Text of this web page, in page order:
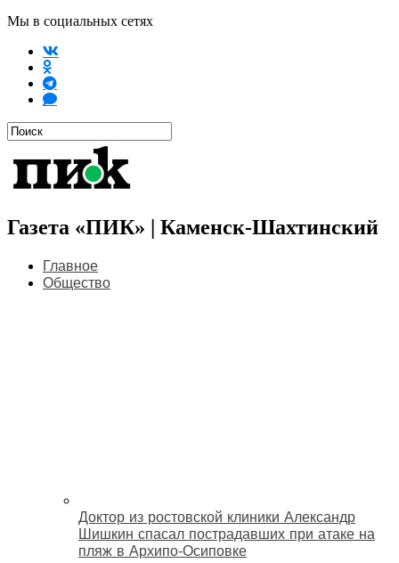
Мы в социальных сетях
Газета «ПИК» | Каменск-Шахтинский
Главное
Общество
Доктор из ростовской клиники Александр
Шишкин спасал пострадавших при атаке на
пляж в Архипо‑Осиповке